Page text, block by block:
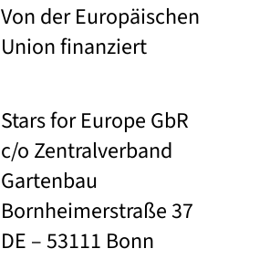
Von der Europäischen
Union finanziert
Stars for Europe GbR
c/o Zentralverband
Gartenbau
Bornheimerstraße 37
DE – 53111 Bonn